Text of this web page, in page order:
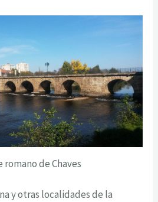
romano de Chaves
y otras localidades de la